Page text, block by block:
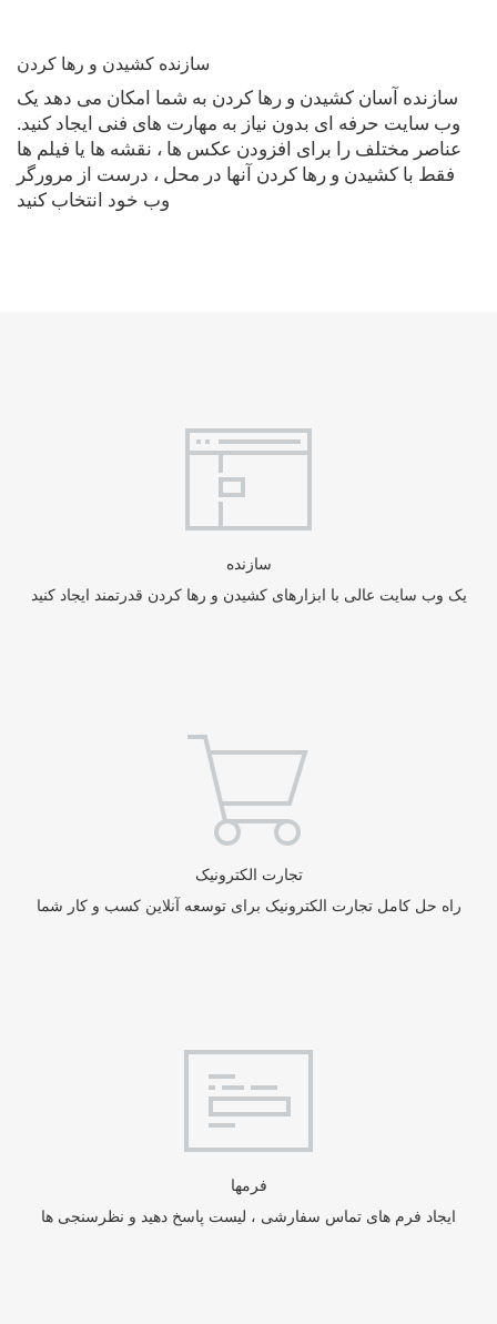
سازنده کشیدن و رها کردن
سازنده آسان کشیدن و رها کردن به شما امکان می دهد یک
وب سایت حرفه ای بدون نیاز به مهارت های فنی ایجاد کنید.
عناصر مختلف را برای افزودن عکس ها ، نقشه ها یا فیلم ها
فقط با کشیدن و رها کردن آنها در محل ، درست از مرورگر
وب خود انتخاب کنید
سازنده
یک وب سایت عالی با ابزارهای کشیدن و رها کردن قدرتمند ایجاد کنید
تجارت الکترونیک
راه حل کامل تجارت الکترونیک برای توسعه آنلاین کسب و کار شما
فرمها
ایجاد فرم های تماس سفارشی ، لیست پاسخ دهید و نظرسنجی ها